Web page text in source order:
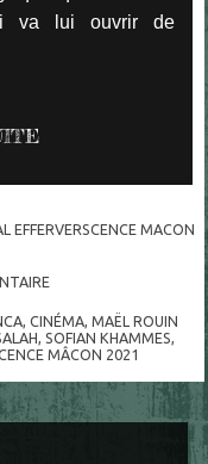
va lui ouvrir de
EFFERVERSCENCE MACON
,CINÉMA,MAËL ROUIN
,SOFIAN KHAMMES,
MÂCON 2021